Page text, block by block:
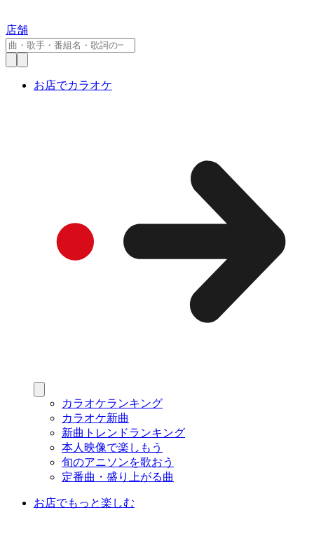
店舗
お店でカラオケ
カラオケランキング
カラオケ新曲
新曲トレンドランキング
本人映像で楽しもう
旬のアニソンを歌おう
定番曲・盛り上がる曲
お店でもっと楽しむ